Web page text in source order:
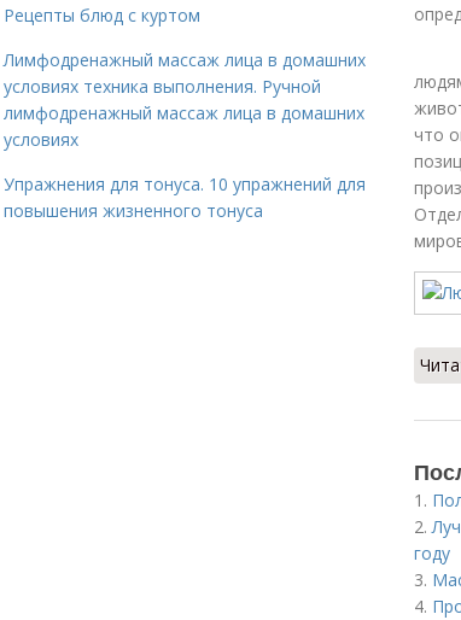
что
1.
2.
году
3.
4.
Рецепты блюд с куртом
Лимфодренажный массаж лица в домашних
условиях техника выполнения. Ручной
лимфодренажный массаж лица в домашних
условиях
Упражнения для тонуса. 10 упражнений для
повышения жизненного тонуса